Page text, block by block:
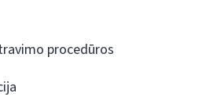
procedūros